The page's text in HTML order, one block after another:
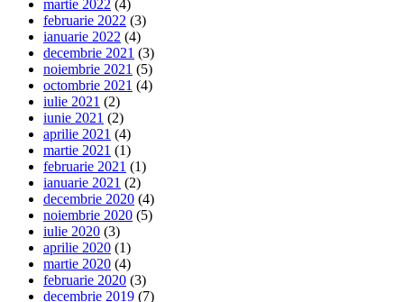
martie 2022 (4)
februarie 2022 (3)
ianuarie 2022 (4)
decembrie 2021 (3)
noiembrie 2021 (5)
octombrie 2021 (4)
iulie 2021 (2)
iunie 2021 (2)
aprilie 2021 (4)
martie 2021 (1)
februarie 2021 (1)
ianuarie 2021 (2)
decembrie 2020 (4)
noiembrie 2020 (5)
iulie 2020 (3)
aprilie 2020 (1)
martie 2020 (4)
februarie 2020 (3)
decembrie 2019 (7)